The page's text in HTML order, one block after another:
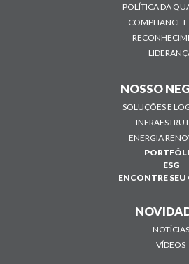
POLÍTICA DA
COMPLIANCE E
NOSSO
SOLUÇÕES E
ENERGIA
ESG
ENCONTRE SEU
NOTÍCIAS
VÍDEOS